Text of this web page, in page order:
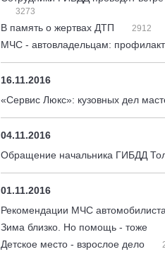
3273
В память о жертвах ДТП 2912
МЧС - автовладельцам:
16.11.2016
«Сервис Люкс»: кузовных дел
04.11.2016
Обращение начальника ГИБДД
01.11.2016
Рекомендации МЧС
Зима близко. Но помощь - тоже
Детское место - взрослое дело